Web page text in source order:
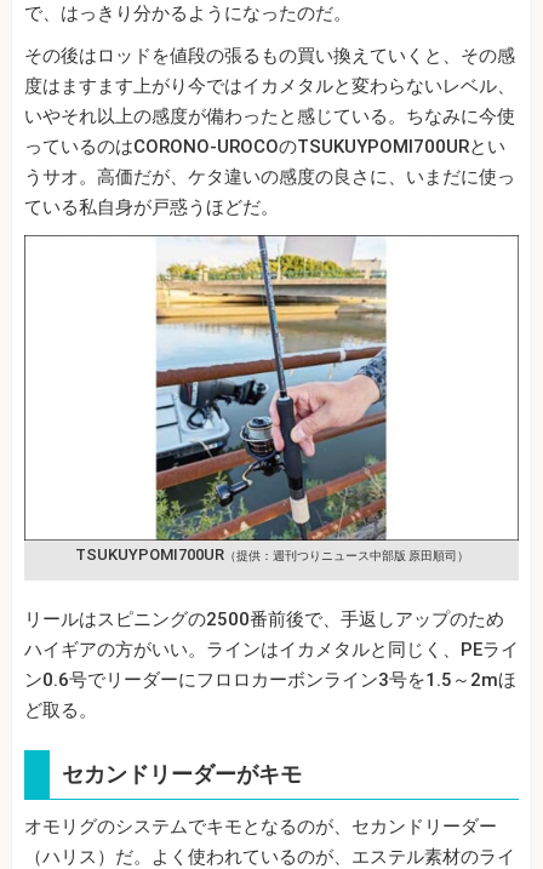
で、はっきり分かるようになったのだ。
その後はロッドを値段の張るもの買い換えていくと、その感
度はますます上がり今ではイカメタルと変わらないレベル、
いやそれ以上の感度が備わったと感じている。ちなみに今使
っているのはCORONO‐UROCOのTSUKUYPOMI700URとい
うサオ。高価だが、ケタ違いの感度の良さに、いまだに使っ
ている私自身が戸惑うほどだ。
TSUKUYPOMI700UR（提供：週刊つりニュース中部版 原田順司）
リールはスピニングの2500番前後で、手返しアップのため
ハイギアの方がいい。ラインはイカメタルと同じく、PEライ
ン0.6号でリーダーにフロロカーボンライン3号を1.5～2mほ
ど取る。
セカンドリーダーがキモ
オモリグのシステムでキモとなるのが、セカンドリーダー
（ハリス）だ。よく使われているのが、エステル素材のライ